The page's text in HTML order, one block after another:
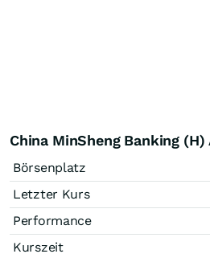
China MinSheng Banking
Börsenplatz
Letzter Kurs
Performance
Kurszeit